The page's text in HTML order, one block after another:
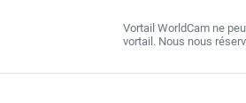
Vortail WorldCam ne
vortail. Nous nous